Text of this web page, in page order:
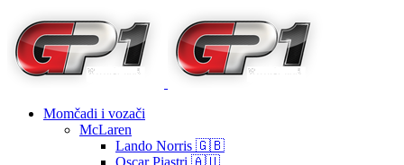
Momčadi i vozači
McLaren
Lando Norris 🇬🇧
Oscar Piastri 🇦🇺